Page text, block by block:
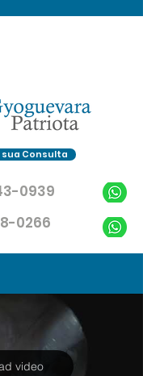
Consulta
0939
0266
video